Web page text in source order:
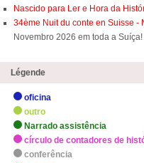
Nascido para Ler e Hora da
34ème Nuit du conte en Suisse -
Novembro 2026 em toda a Suíça!
Légende
oficina
outro
Narrado assistência
círculo de contadores de
conferência